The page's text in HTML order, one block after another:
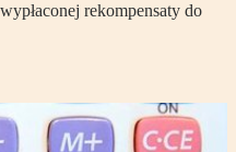
rekompensaty do